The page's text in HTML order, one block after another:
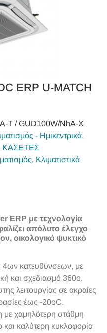
ERP U-MATCH
/ GUD100W/NhA‐X
- Ημικεντρικά,
ΚΑΣΕΤΕΣ
, Κλιματιστικά
ERP με τεχνολογία
απόλυτο έλεγχο
οικολογικό ψυκτικό
4ων κατευθύνσεων, με
και σχεδιασμό 360ο.
λειτουργίας σε ακραίες
έως -20οC.
με χαμηλότερη στάθμη
καλύτερη κυκλοφορία